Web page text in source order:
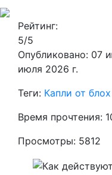
Рейтинг:
5/5
Опубликовано: 07
июля 2026 г.
Теги: Капли от блох
Время прочтения:
Просмотры: 5812